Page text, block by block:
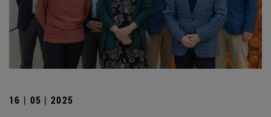
16 | 05 | 2025